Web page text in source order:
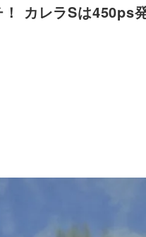
！ カレラSは